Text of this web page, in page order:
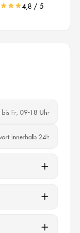
4,8 / 5
bis Fr, 09-18 Uhr
innerhalb 24h